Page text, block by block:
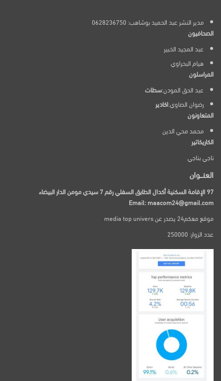
مدير النشر عبد الحميد بوشاهب: 0628236750
الصحافيون
عبد المجيد الخبير
هيام البحراوي
المراسلون
عبد الحق المودن:سطات
رضوان الصاوي:اكادير
المتعاونون
محمد محي الدين
الكاريكاتير
ناجي بناجي
العنـــوان
97 الإقامة السكنية أكدال الطابق السفلي رقم 7 سيدي مومن الدار البيضاء
Email: maacom24@gmail.com
موقع معكم24 يصدر عن media top univers
عدد الزوار: 250000